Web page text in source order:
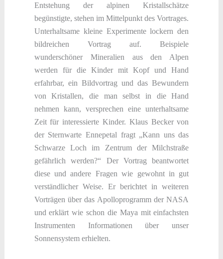
Entstehung der alpinen Kristallschätze
begünstigte, stehen im Mittelpunkt des Vortrages.
Unterhaltsame kleine Experimente lockern den
bildreichen Vortrag auf. Beispiele
wunderschöner Mineralien aus den Alpen
werden für die Kinder mit Kopf und Hand
erfahrbar, ein Bildvortrag und das Bewundern
von Kristallen, die man selbst in die Hand
nehmen kann, versprechen eine unterhaltsame
Zeit für interessierte Kinder. Klaus Becker von
der Sternwarte Ennepetal fragt „Kann uns das
Schwarze Loch im Zentrum der Milchstraße
gefährlich werden?“ Der Vortrag beantwortet
diese und andere Fragen wie gewohnt in gut
verständlicher Weise. Er berichtet in weiteren
Vorträgen über das Apolloprogramm der NASA
und erklärt wie schon die Maya mit einfachsten
Instrumenten Informationen über unser
Sonnensystem erhielten.